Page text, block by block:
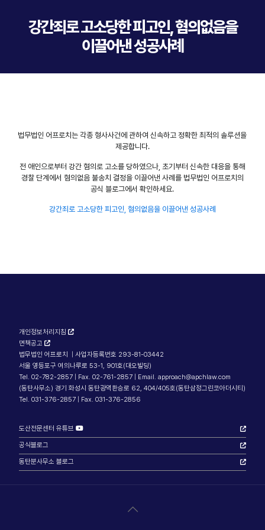
강간죄로 고소당한 피고인, 혐의없음을
이끌어낸 성공사례
법무법인 어프로치는 각종 형사사건에 관하여 신속하고 정확한 최적의 솔루션을
제공합니다.
전 애인으로부터 강간 혐의로 고소를 당하였으나, 초기부터 신속한 대응을 통해
경찰 단계에서 혐의없음 불송치 결정을 이끌어낸 사례를 법무법인 어프로치의
공식 블로그에서 확인하세요.
강간죄로 고소당한 피고인, 혐의없음을 이끌어낸 성공사례
개인정보처리지침
면책공고
법무법인 어프로치 | 사업자등록번호 293-81-03442
서울 영등포구 여의나루로 53-1, 901호(대오빌딩)
Tel. 02-782-2857 | Fax. 02-761-2857 | Email. approach@apchlaw.com
(동탄사무소) 경기 화성시 동탄광역환승로 62, 404/405호(동탄삼정그린코아더시티)
Tel. 031-376-2857 | Fax. 031-376-2856
도산전문센터 유튜브
공식블로그
동탄분사무소 블로그